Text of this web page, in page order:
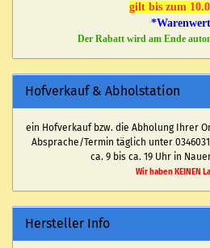
gilt bis zum
*Warenwert
Der Rabatt wird am Ende
Hofverkauf & Abholstation
ein Hofverkauf bzw. die Abholung Ihrer
Absprache/Termin täglich unter
ca. 9 bis ca. 19 Uhr in
Wir haben KEINEN
Hersteller Info